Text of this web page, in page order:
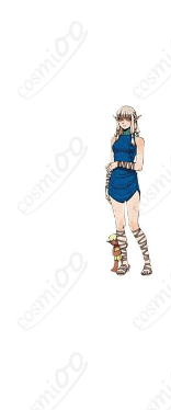
セット内容
サイズ
発送予定